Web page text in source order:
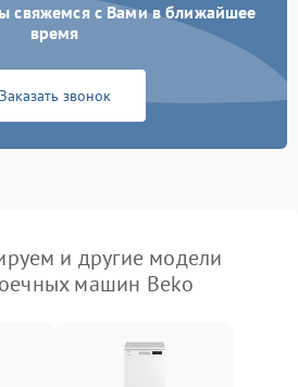
свяжемся с Вами в ближайшее
время
Заказать звонок
и другие модели
машин Beko